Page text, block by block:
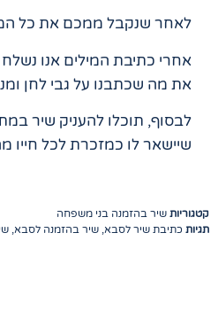
לאחר שנקבל ממכם את כל
אחרי כתיבת המילים אנו
את מה שכתבנו על גבי לחן
לבסוף, תוכלו להעניק שיר
שיישאר לו כמזכרת לכל חייו
קטגוריות שיר בהזמנה בני משפחה
תגיות כתיבת שיר לסבא שיר בהזמנה לסבא